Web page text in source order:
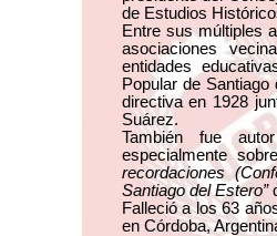
de Estudios
Entre sus múltiples
asociaciones
entidades
Popular de
directiva en 1928
Suárez.
También fue
especialmente
recordaciones
Santiago del Estero”
Falleció a los 63
en Córdoba,